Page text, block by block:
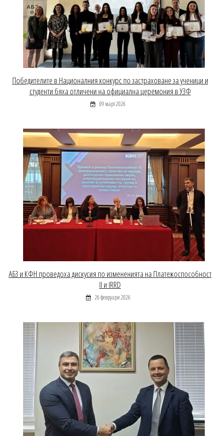
Победителите в Националния конкурс по застраховане за ученици и
студенти бяха отличени на официална церемония в УЗФ
09 март 2026
АБЗ и КФН проведоха дискусия по измененията на Платежоспособност
II и IRRD
26 февруари 2026